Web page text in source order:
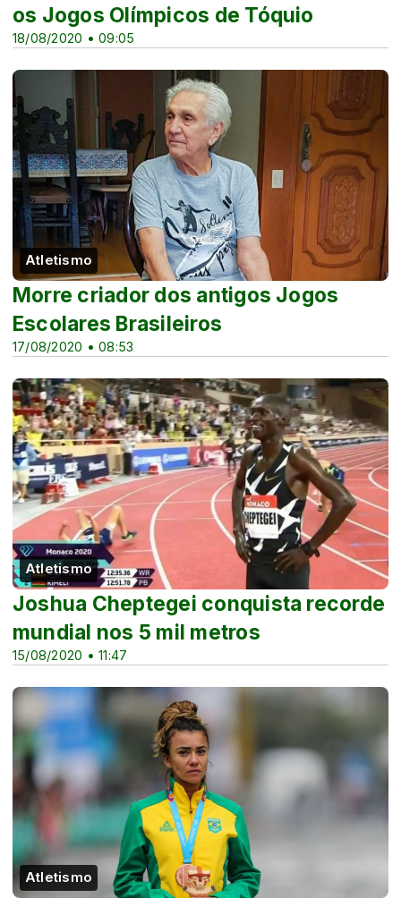
18/08/2020 • 09:05
os Jogos Olímpicos de Tóquio
Atletismo
17/08/2020 • 08:53
Morre criador dos antigos Jogos
Escolares Brasileiros
Atletismo
15/08/2020 • 11:47
Joshua Cheptegei conquista recorde
mundial nos 5 mil metros
Atletismo